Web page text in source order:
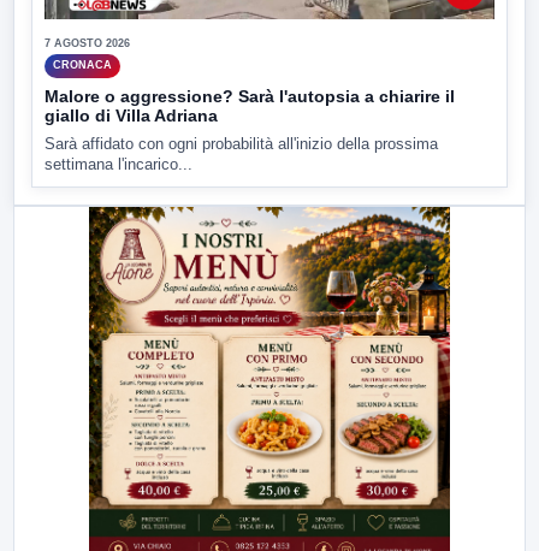
7 AGOSTO 2026
CRONACA
Malore o aggressione? Sarà l'autopsia a chiarire il
giallo di Villa Adriana
Sarà affidato con ogni probabilità all'inizio della prossima
settimana l'incarico...